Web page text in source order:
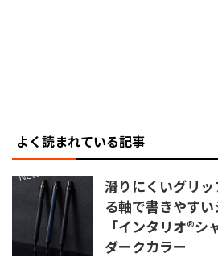
よく読まれている記事
滑りにくいグリ
る軸で書きやす
「インタリオ®
ダークカラー